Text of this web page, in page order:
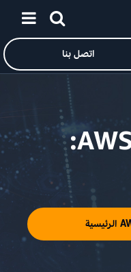
اتصل بنا
ما الجديد في AWS: